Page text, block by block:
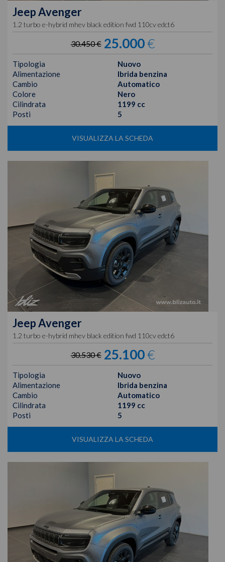
JeepAvenger
1.2 turbo e-hybrid mhev black edition fwd 110cv edct6
30.450 € 25.000€
Tipologia
Nuovo
Alimentazione
Ibrida benzina
Cambio
Automatico
Colore
Nero
Cilindrata
1199 cc
Posti
5
VISUALIZZA LA SCHEDA
JeepAvenger
1.2 turbo e-hybrid mhev black edition fwd 110cv edct6
30.530 € 25.100€
Tipologia
Nuovo
Alimentazione
Ibrida benzina
Cambio
Automatico
Cilindrata
1199 cc
Posti
5
VISUALIZZA LA SCHEDA